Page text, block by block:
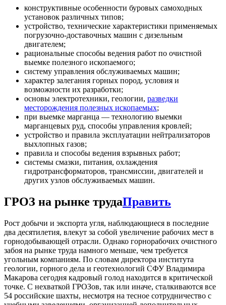
конструктивные особенности буровых самоходных
установок различных типов;
устройство, технические характеристики применяемых
погрузочно-доставочных машин с дизельным
двигателем;
рациональные способы ведения работ по очистной
выемке полезного ископаемого;
систему управления обслуживаемых машин;
характер залегания горных пород, условия и
возможности их разработки;
основы электротехники, геологии, разведки
месторождения полезных ископаемых;
при выемке марганца — технологию выемки
марганцевых руд, способы управления кровлей;
устройство и правила эксплуатации нейтрализаторов
выхлопных газов;
правила и способы ведения взрывных работ;
системы смазки, питания, охлаждения
гидротрансформаторов, трансмиссии, двигателей и
других узлов обслуживаемых машин.
ГРОЗ на рынке трудаПравить
Рост добычи и экспорта угля, наблюдающиеся в последние
два десятилетия, влекут за собой увеличение рабочих мест в
горнодобывающей отрасли. Однако горнорабочих очистного
забоя на рынке труда намного меньше, чем требуется
угольным компаниям. По словам директора института
геологии, горного дела и геотехнологий СФУ Владимира
Макарова сегодня кадровый голод находится в критической
точке. С нехваткой ГРОЗов, так или иначе, сталкиваются все
54 российские шахты, несмотря на тесное сотрудничество с